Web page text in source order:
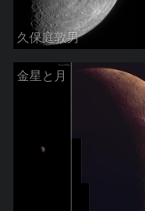
久保庭敦男
金星と月